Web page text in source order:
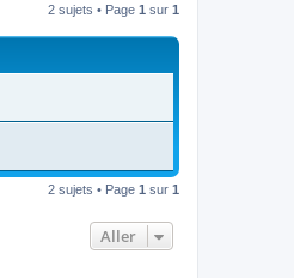
2 sujets • Page 1 sur 1
2 sujets • Page 1 sur 1
Aller